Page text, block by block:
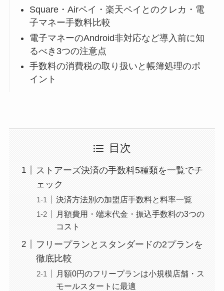
Square・Airペイ・楽天ペイとのクレカ・電
子マネー手数料比較
電子マネーのAndroid非対応など導入前に知
るべき3つの注意点
手数料の消費税の取り扱いと帳簿処理のポ
イント
目次
ストアーズ決済の手数料5種類を一覧でチ
ェック
決済方法別の加盟店手数料と料率一覧
月額費用・端末代金・振込手数料の3つの
コスト
フリープランとスタンダードの2プランを
徹底比較
月額0円のフリープランは小規模店舗・ス
モールスタートに最適